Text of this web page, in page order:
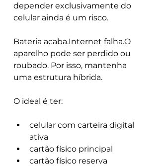
depender exclusivamente do
celular ainda é um risco.
Bateria acaba.Internet falha.O
aparelho pode ser perdido ou
roubado. Por isso, mantenha
uma estrutura híbrida.
O ideal é ter:
celular com carteira digital
ativa
cartão físico principal
cartão físico reserva